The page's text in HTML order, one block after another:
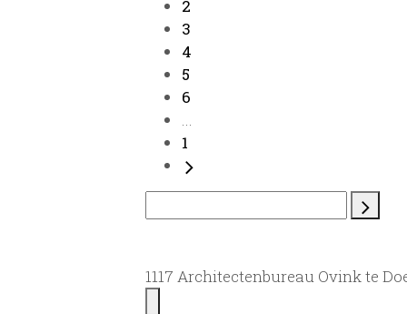
2
3
4
5
6
...
1
1117 Architectenbureau Ovink te